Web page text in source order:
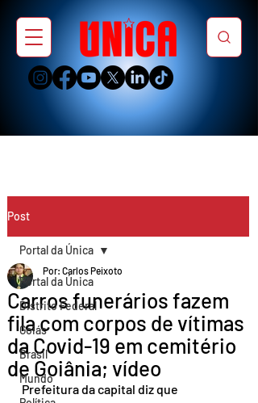
Post
Portal da Única
Distrito Federal
Goiás
Brasil
Mundo
Portal da Única
Carros funerários fazem
fila com corpos de vítimas
da Covid-19 em cemitério
de Goiânia; vídeo
Por: Carlos Peixoto
Prefeitura da capital diz que